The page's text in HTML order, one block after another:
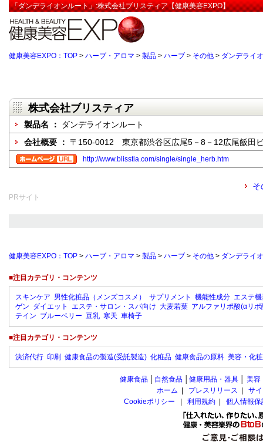
「ダンデライオンルート」:株式会社ブリスティア【健康美容EXPO】
健康美容EXPO：TOP > ハーブ・アロマ > 製品 > ハーブ > その他 > ダンデライ
株式会社ブリスティア
製品名 ：
ダンデライオンルート
会社概要 ： 〒150-0012 東京都渋谷区広尾5－8－12広尾飯田
http://www.blisstia.com/single/single_herb.htm
そ
PRサイト
健康美容EXPO：TOP > ハーブ・アロマ > 製品 > ハーブ > その他 > ダンデライ
■注目カテゴリ・コンテンツ
スキンケア 男性化粧品（メンズコスメ） サプリメント 機能性成分 エステ
ゲン ダイエット エステ・サロン・スパ向け 大麦若葉 アルファリポ酸(αリポ
テイン ブルーベリー 豆乳 寒天 車椅子
■注目カテゴリ・コンテンツ
決済代行 印刷 健康食品の製造(受託製造) 化粧品 健康食品の原料 美容・化
健康食品 自然食品 健康用品・器具 美容
ホーム
プレスリリース
サ
Cookieポリシー
利用規約 個人情報